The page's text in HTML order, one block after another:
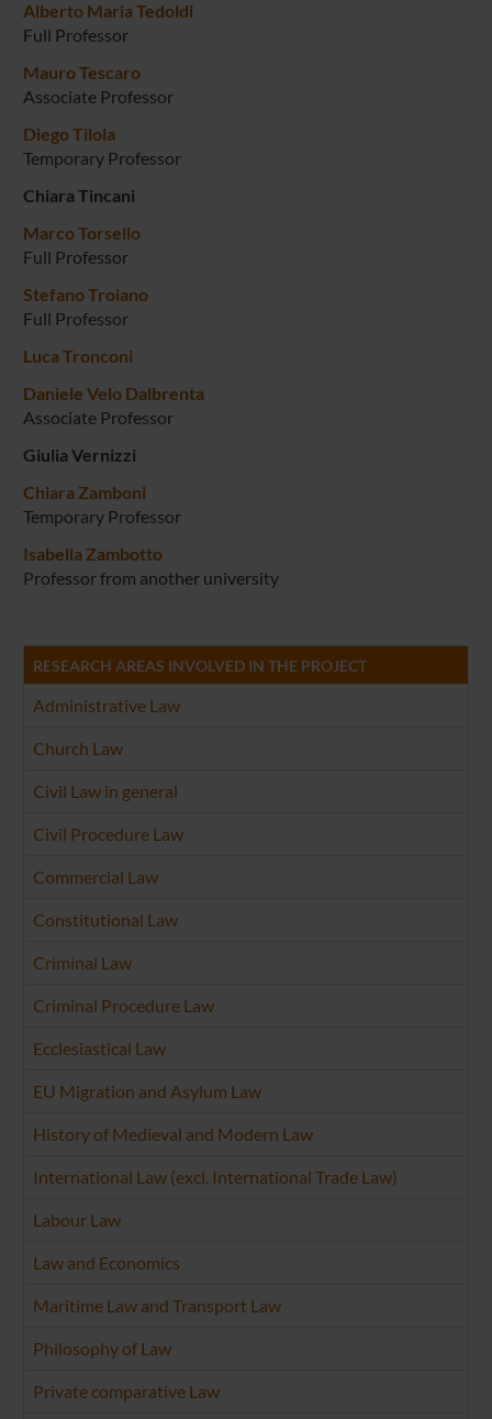
Alberto Maria Tedoldi
Full Professor
Mauro Tescaro
Associate Professor
Diego Tilola
Temporary Professor
Chiara Tincani
Marco Torsello
Full Professor
Stefano Troiano
Full Professor
Luca Tronconi
Daniele Velo Dalbrenta
Associate Professor
Giulia Vernizzi
Chiara Zamboni
Temporary Professor
Isabella Zambotto
Professor from another university
RESEARCH AREAS INVOLVED IN THE PROJECT
Administrative Law
Church Law
Civil Law in general
Civil Procedure Law
Commercial Law
Constitutional Law
Criminal Law
Criminal Procedure Law
Ecclesiastical Law
EU Migration and Asylum Law
History of Medieval and Modern Law
International Law (excl. International Trade Law)
Labour Law
Law and Economics
Maritime Law and Transport Law
Philosophy of Law
Private comparative Law